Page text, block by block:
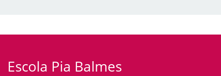
Escola Pia Balmes